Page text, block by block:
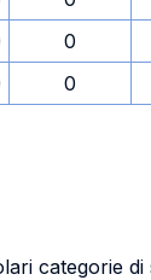
0
0
categorie